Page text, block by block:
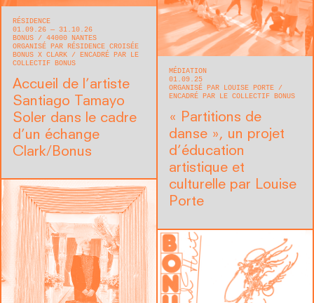
RÉSIDENCE
01.09.26 — 31.10.26
BONUS
44000 NANTES
ORGANISÉ PAR RÉSIDENCE CROISÉE
BONUS X CLARK
ENCADRÉ PAR LE
COLLECTIF BONUS
Accueil de l’artiste
Santiago Tamayo
Soler dans le cadre
d’un échange
Clark/Bonus
MÉDIATION
01.09.25
ORGANISÉ PAR LOUISE PORTE
ENCADRÉ PAR LE COLLECTIF BONUS
« Partitions de
danse », un projet
d’éducation
artistique et
culturelle par Louise
Porte